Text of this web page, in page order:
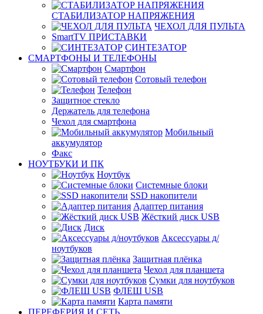
СТАБИЛИЗАТОР НАПРЯЖЕНИЯ
ЧЕХОЛ ДЛЯ ПУЛЬТА
SmartTV ПРИСТАВКИ
СИНТЕЗАТОР
СМАРТФОНЫ И ТЕЛЕФОНЫ
Смартфон
Сотовый телефон
Телефон
Защитное стекло
Держатель для телефона
Чехол для смартфона
Мобильный
аккумулятор
Факс
НОУТБУКИ И ПК
Ноутбук
Системные блоки
SSD накопители
Адаптер питания
Жёсткий диск USB
Диск
Аксессуары д/
ноутбуков
Защитная плёнка
Чехол для планшета
Сумки для ноутбуков
ФЛЕШ USB
Карта памяти
ПЕРЕФЕРИЯ И СЕТЬ